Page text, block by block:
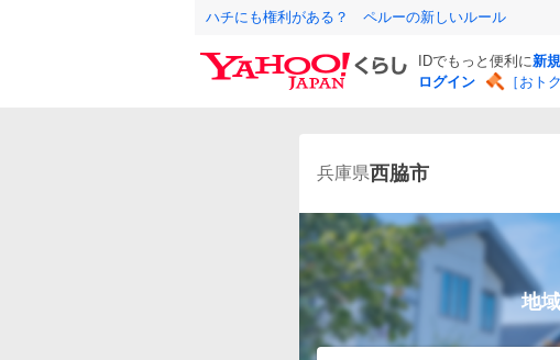
ハチにも権利がある？ ペルーの新しいルール
IDでもっと便利に新
ログイン
［おト
兵庫県西脇市
地